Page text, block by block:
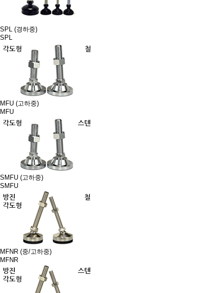
SPL (경하중)
SPL
MFU (고하중)
MFU
SMFU (고하중)
SMFU
MFNR (중/고하중)
MFNR